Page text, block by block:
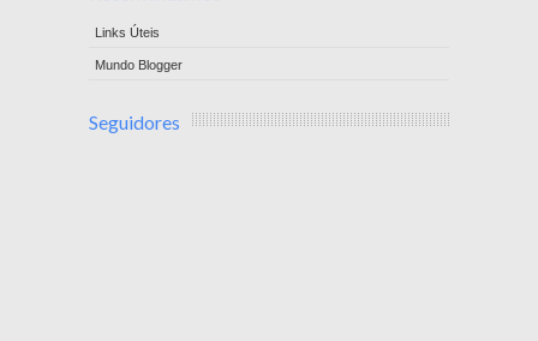
Links Úteis
Mundo Blogger
Seguidores